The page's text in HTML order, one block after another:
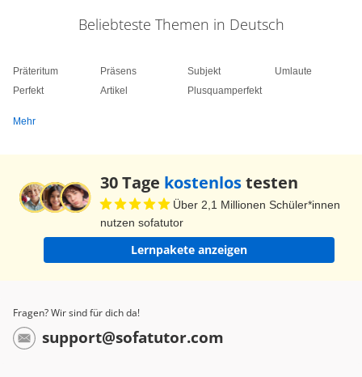
Beliebteste Themen in Deutsch
Präteritum
Perfekt
Präsens
Artikel
Subjekt
Plusquamperfekt
Umlaute
Mehr
30 Tage kostenlostesten
Über 2,1 Millionen Schüler*innen
nutzen sofatutor
Lernpakete anzeigen
Fragen? Wir sind für dich da!
support@sofatutor.com